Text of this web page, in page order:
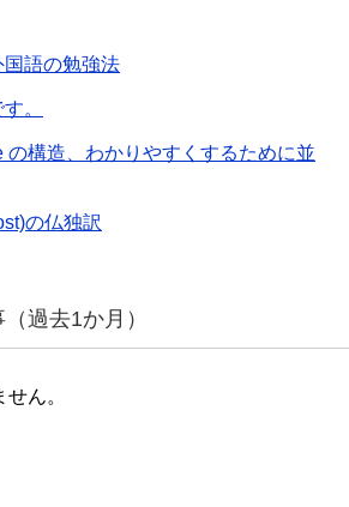
語の勉強法
。
の構造、わかりやすくするために並
の仏独訳
過去1か月）
ん。